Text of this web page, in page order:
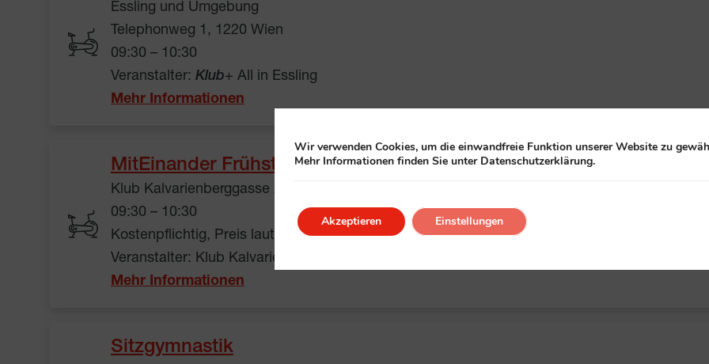
Essling und Umgebung
Telephonweg 1, 1220 Wien
09:30 – 10:30
Veranstalter: Klub+ All in Essling
Mehr Informationen
MitEinander Frühstücken
Klub Kalvarienberggasse 29, 1170 Wien
09:30 – 10:30
Kostenpflichtig, Preis laut Beschreibung
Veranstalter: Klub Kalvarienberggasse 29
Mehr Informationen
Sitzgymnastik
Wir verwenden Cookies, um die einwandfreie Funktion unserer Website zu
Mehr Informationen finden Sie unter Datenschutzerklärung.
Akzeptieren Einstellungen